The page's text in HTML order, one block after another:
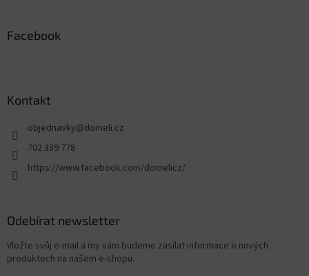
Facebook
Kontakt
objednavky@domeli.cz
702 389 778
https://www.facebook.com/domelicz/
Odebírat newsletter
Vložte svůj e-mail a my vám budeme zasílat informace o nových
produktech na našem e-shopu.